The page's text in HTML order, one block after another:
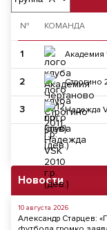
№ КОМАНДА
1 Академия
2 Строгино
3 Надежда
Новости
10 августа 2026
Александр Старцев: